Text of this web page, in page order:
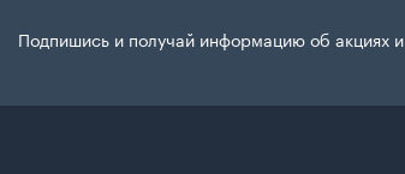
Подпишись и получай информацию об акциях